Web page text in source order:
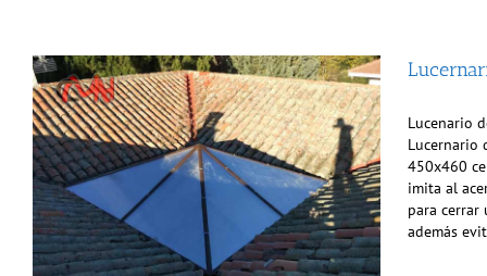
Lucenario
Lucernario
450x460
imita al
para
además